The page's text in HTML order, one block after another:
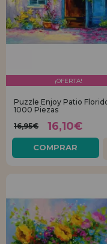
¡OFERTA!
Puzzle Enjoy Patio
1000 Piezas
16,95€
16,10€
COMPRAR